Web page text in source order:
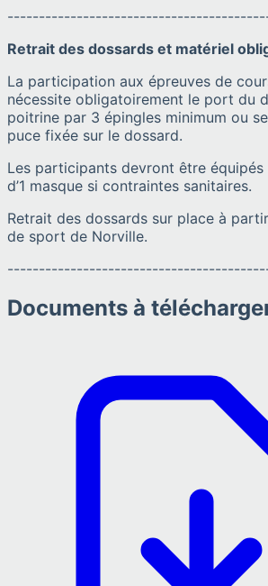
Retrait des dossards et matériel
La participation aux épreuves de
nécessite obligatoirement le port du
poitrine par 3 épingles minimum ou
puce fixée sur le dossard.
Les participants devront être
d’1 masque si contraintes sanitaires.
Retrait des dossards sur place à
de sport de Norville.
Documents à